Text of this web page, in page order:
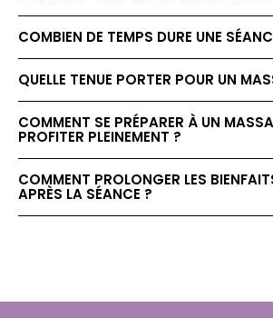
COMBIEN DE TEMPS DURE UNE
QUELLE TENUE PORTER POUR UN
COMMENT SE PRÉPARER À UN
PROFITER PLEINEMENT ?
COMMENT PROLONGER LES
APRÈS LA SÉANCE ?